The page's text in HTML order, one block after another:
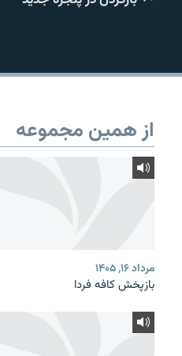
از همین مجموعه
مرداد ۱۶, ۱۴۰۵
بازپخش کافه فردا